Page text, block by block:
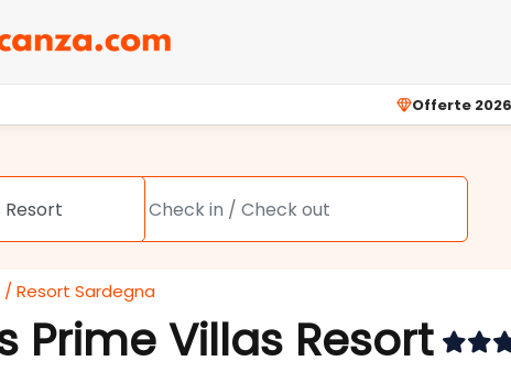
Offerte 2026
/ Resort Sardegna
Prime Villas Resort